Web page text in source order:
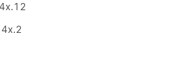
4x.2